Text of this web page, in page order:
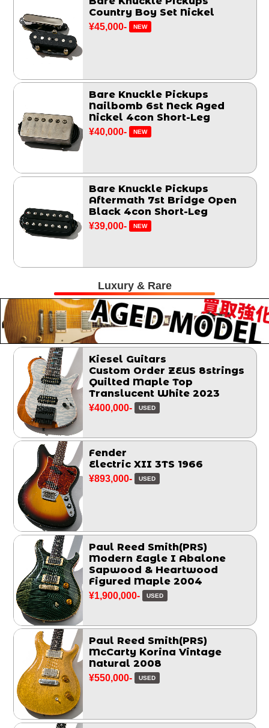
Country Boy Set Nickel
¥45,000- NEW
Bare Knuckle Pickups
Nailbomb 6st Neck Aged
Nickel 4con Short-Leg
¥40,000- NEW
Bare Knuckle Pickups
Aftermath 7st Bridge Open
Black 4con Short-Leg
¥39,000- NEW
Luxury & Rare
Kiesel Guitars
Custom Order ZEUS 8strings
Quilted Maple Top
Translucent White 2023
¥400,000- USED
Fender
Electric XII 3TS 1966
¥893,000- USED
Paul Reed Smith(PRS)
Modern Eagle I Abalone
Sapwood & Heartwood
Figured Maple 2004
¥1,900,000- USED
Paul Reed Smith(PRS)
McCarty Korina Vintage
Natural 2008
¥550,000- USED